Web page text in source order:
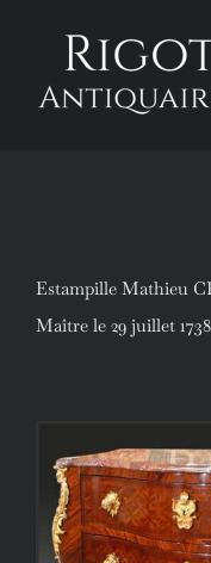
contenu
Estampille Mathieu
Maître le 29 juillet